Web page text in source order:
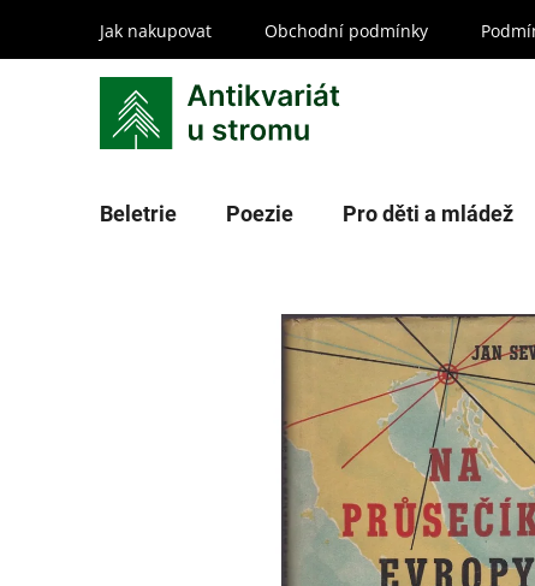
obsah
Jak nakupovat Obchodní podmínky
Beletrie Poezie Pro děti a mládež